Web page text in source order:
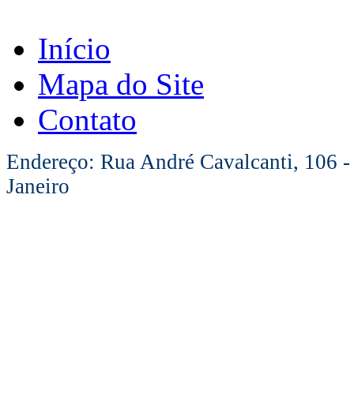
Início
Mapa do Site
Contato
Endereço: Rua André Cavalcanti, 106
Janeiro